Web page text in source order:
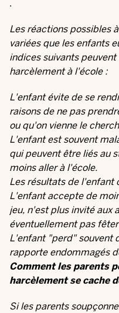
.
Les réactions possibles
variées que les enfants
indices suivants
harcèlement à l'école :
L'enfant évite de se
raisons de ne pas
ou qu'on vienne le
L'enfant est souvent
qui peuvent être liés au
moins aller à l'école.
Les résultats de l'enfant
L'enfant accepte de
jeu, n'est plus invité aux
éventuellement pas
L'enfant "perd" souvent
rapporte endommagés
Comment les parents
harcèlement se cache
Si les parents